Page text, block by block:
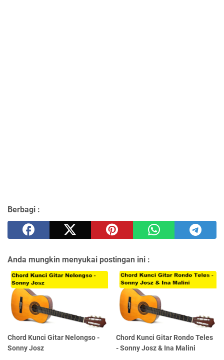
Berbagi :
Anda mungkin menyukai postingan ini :
Chord Kunci Gitar Nelongso -
Sonny Josz
Chord Kunci Gitar Rondo Teles
- Sonny Josz & Ina Malini